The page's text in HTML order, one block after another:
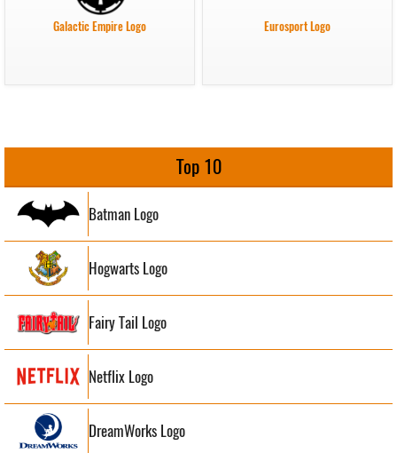
Galactic Empire Logo Eurosport Logo
Top 10
Batman Logo
Hogwarts Logo
Fairy Tail Logo
Netflix Logo
DreamWorks Logo